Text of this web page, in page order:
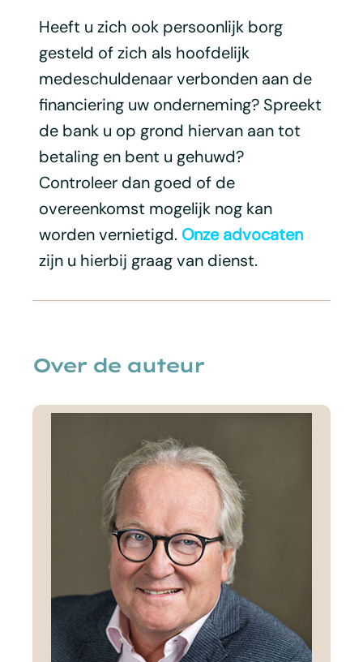
Heeft u zich ook persoonlijk borg
gesteld of zich als hoofdelijk
medeschuldenaar verbonden aan de
financiering uw onderneming? Spreekt
de bank u op grond hiervan aan tot
betaling en bent u gehuwd?
Controleer dan goed of de
overeenkomst mogelijk nog kan
worden vernietigd. Onze advocaten
zijn u hierbij graag van dienst.
Over de auteur